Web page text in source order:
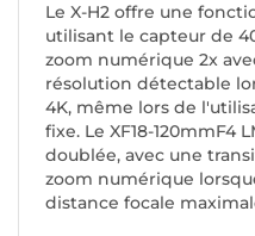
Le X-H2 offre une
utilisant le capteur de
zoom numérique 2x
résolution détectable
4K, même lors de
fixe. Le XF18-120mmF4
doublée, avec une
zoom numérique
distance focale